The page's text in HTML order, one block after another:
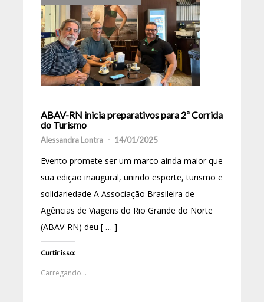
ABAV-RN inicia preparativos para 2ª Corrida
do Turismo
Alessandra Lontra - 14/01/2025
Evento promete ser um marco ainda maior que
sua edição inaugural, unindo esporte, turismo e
solidariedade A Associação Brasileira de
Agências de Viagens do Rio Grande do Norte
(ABAV-RN) deu [ … ]
Curtir isso:
Carregando...